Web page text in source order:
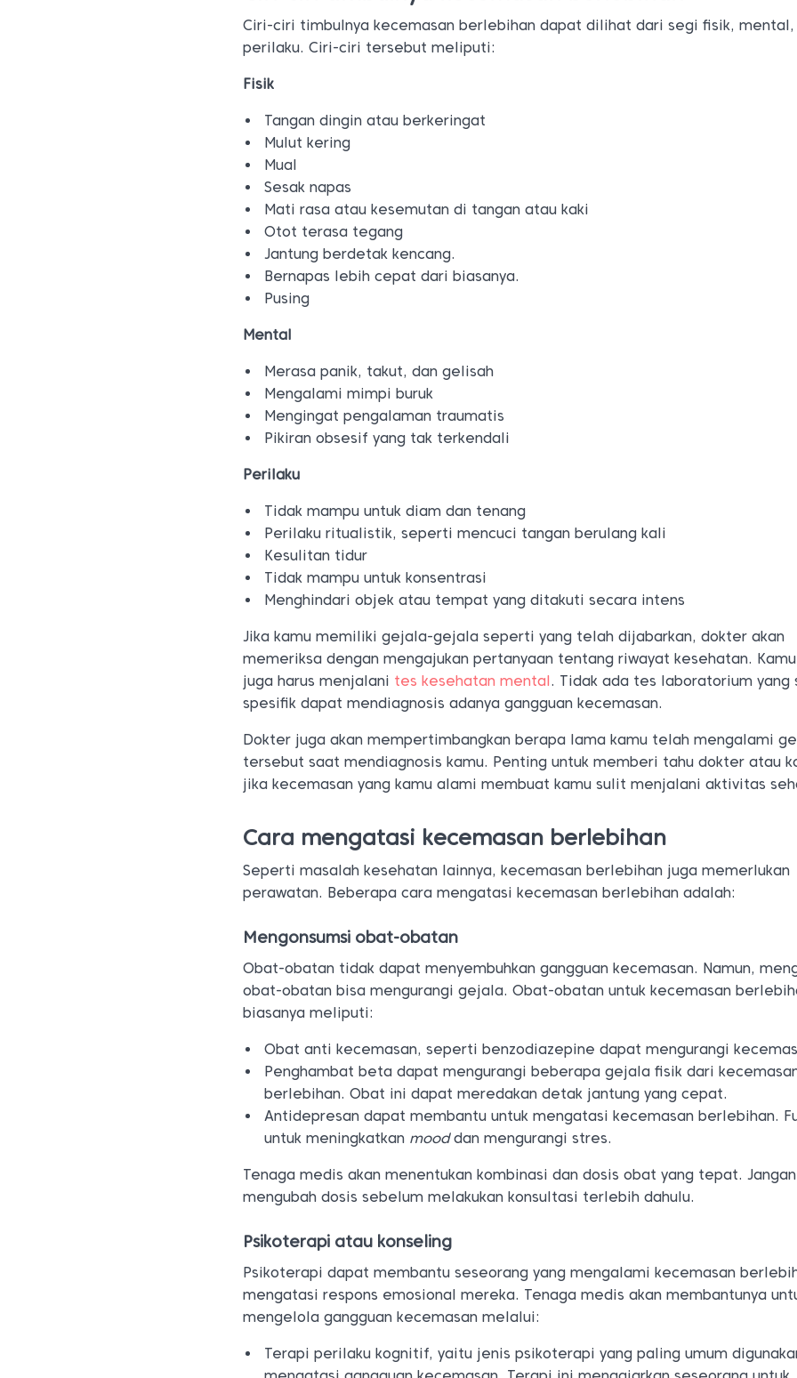
Ciri-ciri timbulnya kecemasan berlebihan dapat dilihat dari segi fisik, mental,
perilaku. Ciri-ciri tersebut meliputi:
Fisik
Tangan dingin atau berkeringat
Mulut kering
Mual
Sesak napas
Mati rasa atau kesemutan di tangan atau kaki
Otot terasa tegang
Jantung berdetak kencang.
Bernapas lebih cepat dari biasanya.
Pusing
Mental
Merasa panik, takut, dan gelisah
Mengalami mimpi buruk
Mengingat pengalaman traumatis
Pikiran obsesif yang tak terkendali
Perilaku
Tidak mampu untuk diam dan tenang
Perilaku ritualistik, seperti mencuci tangan berulang kali
Kesulitan tidur
Tidak mampu untuk konsentrasi
Menghindari objek atau tempat yang ditakuti secara intens
Jika kamu memiliki gejala-gejala seperti yang telah dijabarkan, dokter akan
memeriksa dengan mengajukan pertanyaan tentang riwayat kesehatan.
juga harus menjalani tes kesehatan mental . Tidak ada tes laboratorium yang
spesifik dapat mendiagnosis adanya gangguan kecemasan.
Dokter juga akan mempertimbangkan berapa lama kamu telah mengalami
tersebut saat mendiagnosis kamu. Penting untuk memberi tahu dokter atau
jika kecemasan yang kamu alami membuat kamu sulit menjalani aktivitas
Cara mengatasi kecemasan berlebihan
Seperti masalah kesehatan lainnya, kecemasan berlebihan juga memerlukan
perawatan. Beberapa cara mengatasi kecemasan berlebihan adalah:
Mengonsumsi obat-obatan
Obat-obatan tidak dapat menyembuhkan gangguan kecemasan. Namun,
obat-obatan bisa mengurangi gejala. Obat-obatan untuk kecemasan
biasanya meliputi:
Obat anti kecemasan, seperti benzodiazepine dapat mengurangi
Penghambat beta dapat mengurangi beberapa gejala fisik dari
berlebihan. Obat ini dapat meredakan detak jantung yang cepat.
Antidepresan dapat membantu untuk mengatasi kecemasan berlebihan.
untuk meningkatkan mooddan mengurangi stres.
Tenaga medis akan menentukan kombinasi dan dosis obat yang tepat. Jangan
mengubah dosis sebelum melakukan konsultasi terlebih dahulu.
Psikoterapi atau konseling
Psikoterapi dapat membantu seseorang yang mengalami kecemasan
mengatasi respons emosional mereka. Tenaga medis akan membantunya
mengelola gangguan kecemasan melalui:
Terapi perilaku kognitif, yaitu jenis psikoterapi yang paling umum